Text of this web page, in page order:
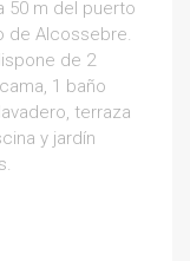
50 m del puerto
de Alcossebre.
de 2
1 baño
terraza
y jardín